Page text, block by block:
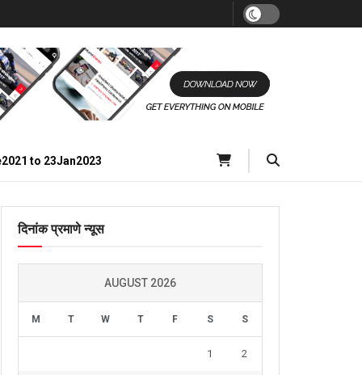
to 23Jan2023
दिनांक प्रमाणे न्यूस
AUGUST 2026
M T W T F S S
1 2